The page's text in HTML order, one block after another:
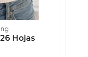
Hojas